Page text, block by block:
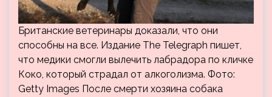
Британские ветеринары доказали, что они
способны на все. Издание The Telegraph пишет,
что медики смогли вылечить лабрадора по кличке
Коко, который страдал от алкоголизма. Фото:
Getty Images После смерти хозяина собака